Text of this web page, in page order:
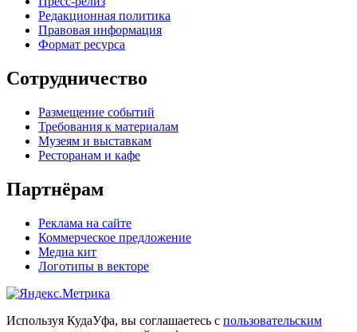
Редакционная политика
Правовая информация
Формат ресурса
Сотрудничество
Размещение событий
Требования к материалам
Музеям и выставкам
Ресторанам и кафе
Партнёрам
Реклама на сайте
Коммерческое предложение
Медиа кит
Логотипы в векторе
Используя КудаУфа, вы соглашаетесь с пользовательским